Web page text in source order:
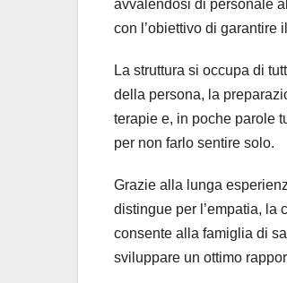
avvalendosi di personale
con l’obiettivo di garantire
La struttura si occupa di
della persona, la
terapie e, in poche parole
per non farlo sentire solo.
Grazie alla lunga
distingue per l’empatia, la
consente alla famiglia di
sviluppare un ottimo